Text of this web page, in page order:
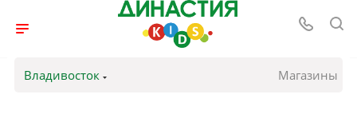
Владивосток Магазины